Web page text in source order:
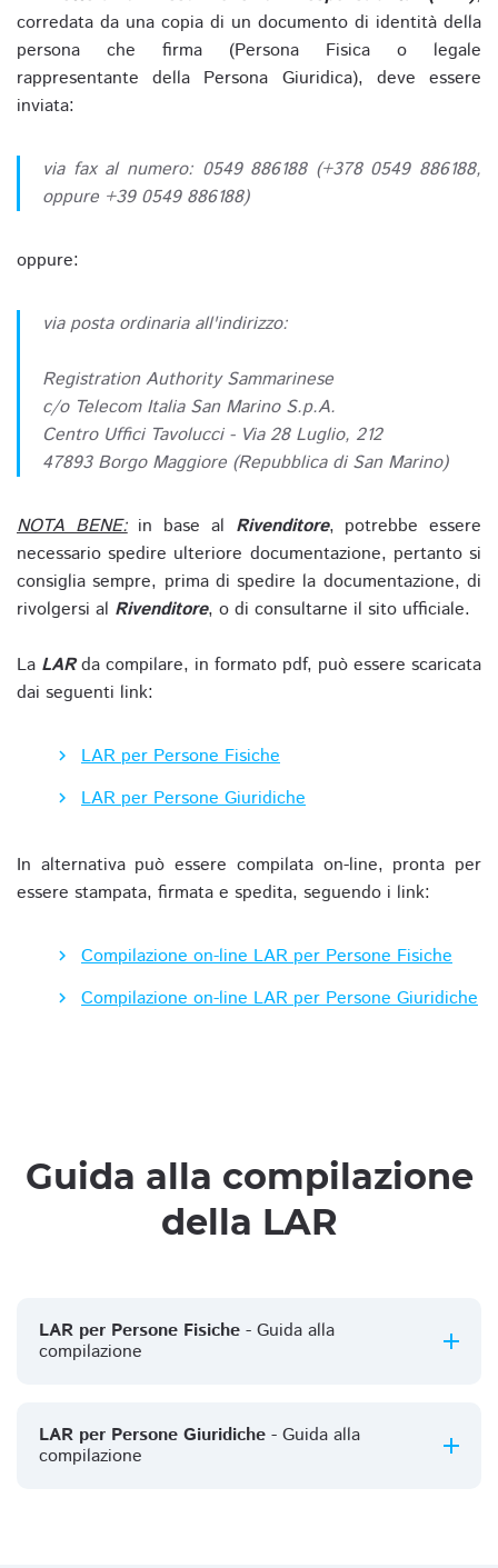
corredata da una copia di un documento di identità della
persona che firma (Persona Fisica o legale
rappresentante della Persona Giuridica), deve essere
inviata:
via fax al numero: 0549 886188 (+378 0549 886188,
oppure +39 0549 886188)
oppure:
via posta ordinaria all'indirizzo:
Registration Authority Sammarinese
c/o Telecom Italia San Marino S.p.A.
Centro Uffici Tavolucci - Via 28 Luglio, 212
47893 Borgo Maggiore (Repubblica di San Marino)
NOTA BENE:in base al Rivenditore, potrebbe essere
necessario spedire ulteriore documentazione, pertanto si
consiglia sempre, prima di spedire la documentazione, di
rivolgersi al Rivenditore, o di consultarne il sito ufficiale.
La LARda compilare, in formato pdf, può essere scaricata
dai seguenti link:
LAR per Persone Fisiche
LAR per Persone Giuridiche
In alternativa può essere compilata on-line, pronta per
essere stampata, firmata e spedita, seguendo i link:
Compilazione on-line LAR per Persone Fisiche
Compilazione on-line LAR per Persone Giuridiche
Guida alla compilazione
della LAR
LAR per Persone Fisiche - Guida alla
compilazione
LAR per Persone Giuridiche - Guida alla
compilazione